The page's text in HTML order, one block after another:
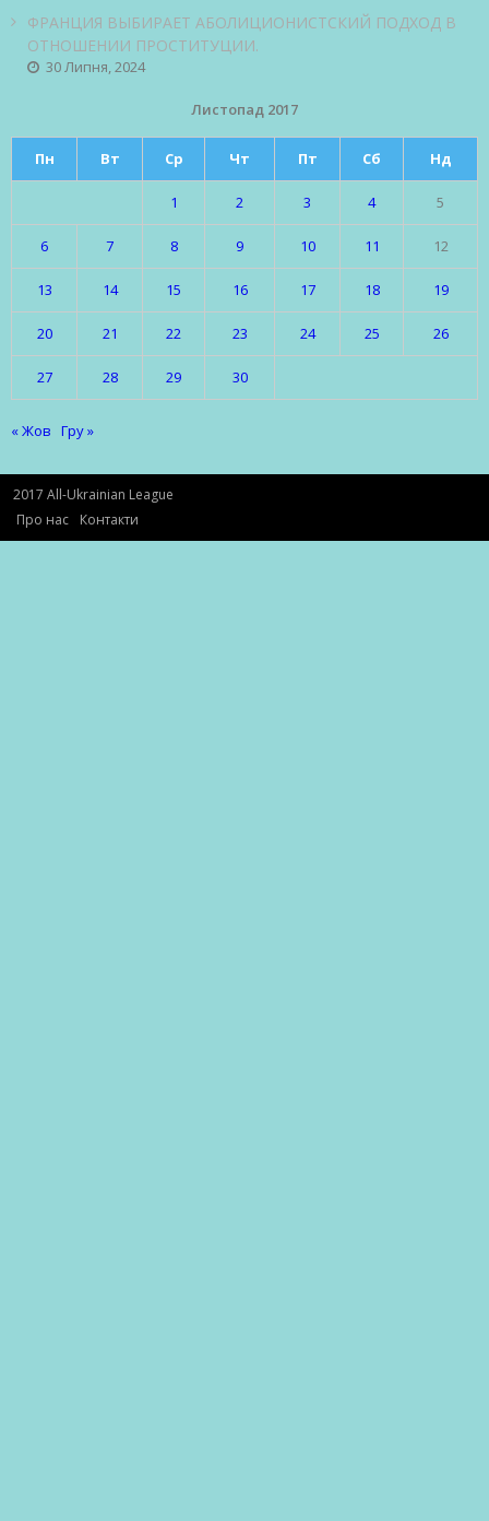
ФРАНЦИЯ ВЫБИРАЕТ АБОЛИЦИОНИСТСКИЙ ПОДХОД В
ОТНОШЕНИИ ПРОСТИТУЦИИ.
30 Липня, 2024
Листопад 2017
Пн Вт Ср Чт Пт Сб Нд
1 2 3 4 5
6 7 8 9 10 11 12
13 14 15 16 17 18 19
20 21 22 23 24 25 26
27 28 29 30
« Жов Гру »
2017 All-Ukrainian League
Про нас
Контакти